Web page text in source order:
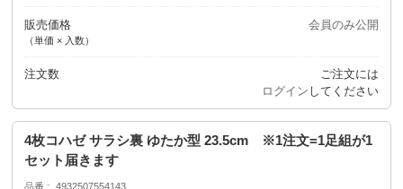
販売価格
（単価 × 入数）
会員のみ公開
注文数
ご注文には
ログイン してください
4枚コハゼ サラシ裏 ゆたか型 23.5cm ※1注文=1足組が1
セット届きます
品番 4932507554143